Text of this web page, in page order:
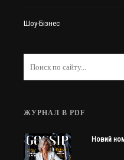
Шоу-Бізнес
ЖУРНАЛ В PDF
Новий